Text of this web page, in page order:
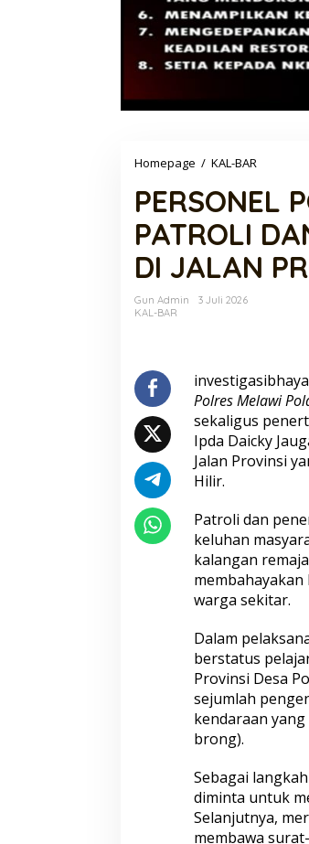
Homepage / KAL-BAR
ELLA
HILIR
GELAR
PATROLI
DAN
PROVINSI
DESA
POPAI–
DOMET
PERSONEL
PATROLI
DI JALAN
Gun Admin
3 Juli 2026
KAL-BAR
Polres Melawi
sekaligus
Ipda Daicky
Jalan Provinsi
Hilir.
Patroli dan
keluhan
kalangan
warga sekitar.
Dalam
berstatus
Provinsi Desa
sejumlah
kendaraan
brong).
Sebagai
diminta untuk
Selanjutnya,
membawa